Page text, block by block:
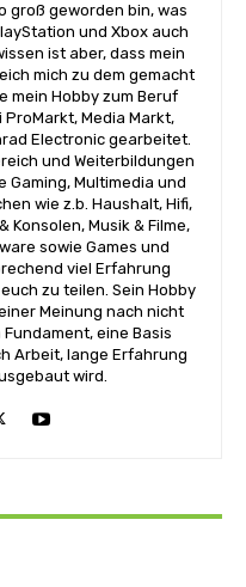
groß geworden bin, was
und Xbox auch
ist aber, dass mein
mich zu dem gemacht
mein Hobby zum Beruf
Media Markt,
Electronic gearbeitet.
und Weiterbildungen
Gaming, Multimedia und
wie z.b. Haushalt, Hifi,
Konsolen, Musik & Filme,
sowie Games und
viel Erfahrung
zu teilen. Sein Hobby
Meinung nach nicht
eine Basis
Arbeit, lange Erfahrung
wird.